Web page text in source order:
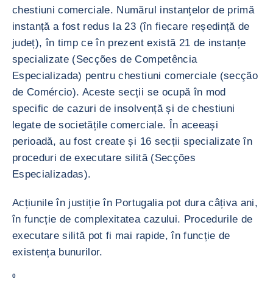
chestiuni comerciale. Numărul instanțelor de primă
instanță a fost redus la 23 (în fiecare reședință de
județ), în timp ce în prezent există 21 de instanțe
specializate (Secções de Competência
Especializada) pentru chestiuni comerciale (secção
de Comércio). Aceste secții se ocupă în mod
specific de cazuri de insolvență și de chestiuni
legate de societățile comerciale. În aceeași
perioadă, au fost create și 16 secții specializate în
proceduri de executare silită (Secções
Especializadas).
Acțiunile în justiție în Portugalia pot dura câțiva ani,
în funcție de complexitatea cazului. Procedurile de
executare silită pot fi mai rapide, în funcție de
existența bunurilor.
0